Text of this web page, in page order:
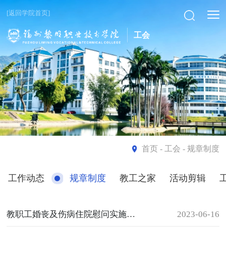
[返回学院首页]
工会
首页- 工会 - 规章制度
工作动态 规章制度 教工之家 活动剪辑
教职工婚丧及伤病住院慰问实施办法 2023-06-16